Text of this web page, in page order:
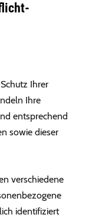
Ihrer
Ihre
entsprechend
sowie dieser
verschiedene
identifiziert